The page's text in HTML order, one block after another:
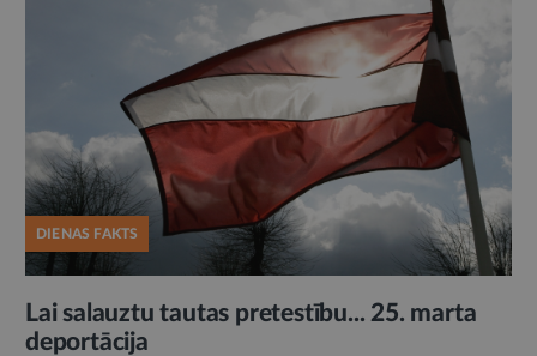
DIENAS FAKTS
Lai salauztu tautas pretestību... 25. marta
deportācija